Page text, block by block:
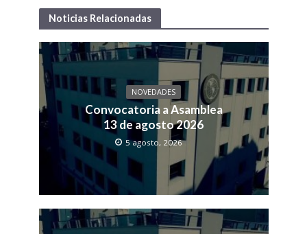
Noticias Relacionadas
NOVEDADES
Convocatoria a Asamblea
13 de agosto 2026
5 agosto, 2026